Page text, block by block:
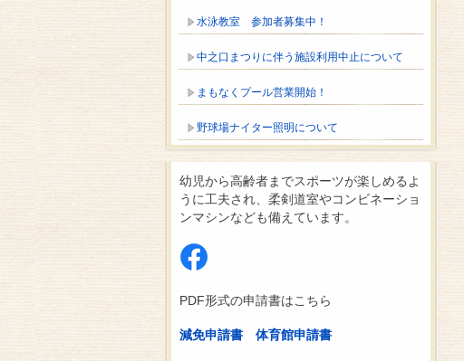
水泳教室 参加者募集中！
中之口まつりに伴う施設利用中止について
まもなくプール営業開始！
野球場ナイター照明について
幼児から高齢者までスポーツが楽しめるよ
うに工夫され、柔剣道室やコンビネーショ
ンマシンなども備えています。
PDF形式の申請書はこちら
減免申請書 体育館申請書